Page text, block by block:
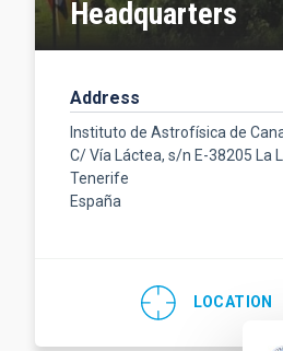
Headquarters
Address
Instituto de Astrofísica de
C/ Vía Láctea, s/n E-38205 La
Tenerife
España
LOCATION